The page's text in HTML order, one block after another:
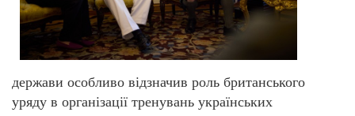
держави особливо відзначив роль британського
уряду в організації тренувань українських